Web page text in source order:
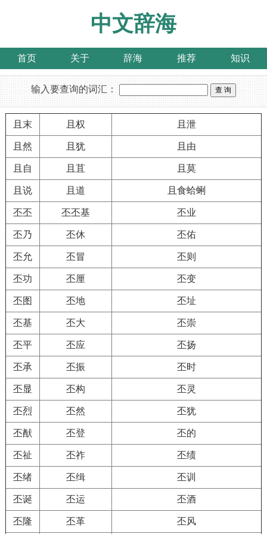
中文辞海
首页 关于 辞海 推荐 知识
输入要查询的词汇：
且末 且权 且泄
且然 且犹 且由
且自 且苴 且莫
且说 且道 且食蛤蜊
丕丕 丕丕基 丕业
丕乃 丕休 丕佑
丕允 丕冒 丕则
丕功 丕厘 丕变
丕图 丕地 丕址
丕基 丕大 丕崇
丕平 丕应 丕扬
丕承 丕振 丕时
丕显 丕构 丕灵
丕烈 丕然 丕犹
丕猷 丕登 丕的
丕祉 丕祚 丕绩
丕绪 丕缉 丕训
丕诞 丕运 丕酒
丕隆 丕革 丕风